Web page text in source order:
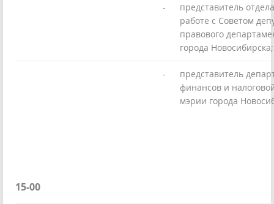
-
представитель
работе с Советом
правового
города Новосибирска;
-
представитель
финансов и
мэрии города
15-00